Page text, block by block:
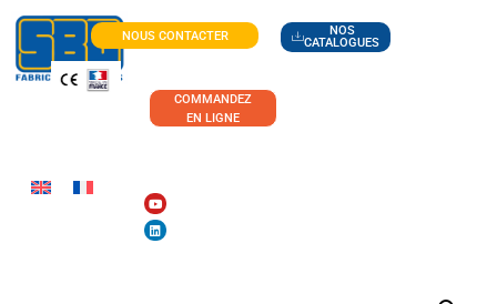
NOUS CONTACTER
NOS
CATALOGUES
COMMANDEZ
EN LIGNE